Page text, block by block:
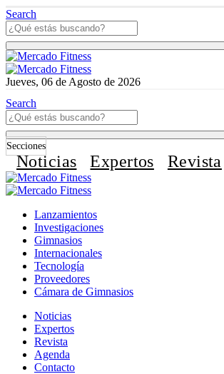
Search
Jueves, 06 de Agosto de 2026
Search
Secciones
Noticias Expertos Revista
Lanzamientos
Investigaciones
Gimnasios
Internacionales
Tecnología
Proveedores
Cámara de Gimnasios
Noticias
Expertos
Revista
Agenda
Contacto